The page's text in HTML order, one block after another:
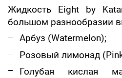
Жидкость Eight by
большом разнообразии
Арбуз (Watermelon);
Розовый лимонад (
Голубая кислая